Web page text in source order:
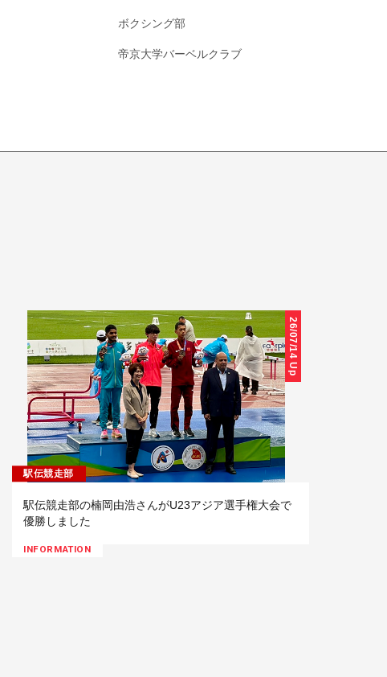
ボクシング部
帝京大学バーベルクラブ
26/07/14 Up
駅伝競走部
駅伝競走部の楠岡由浩さんがU23アジア選手権大会で
優勝しました
INFORMATION